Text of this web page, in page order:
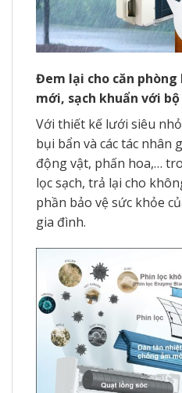
Đem lại cho căn
mới, sạch khuẩn với bộ
Với thiết kế lưới siêu
bụi bẩn và các tác nhân
động vật, phấn hoa,…
lọc sạch, trả lại cho
phần bảo vệ sức khỏe
gia đình.